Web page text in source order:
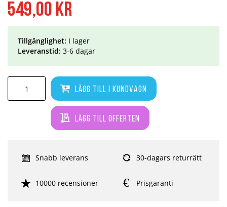
549,00 kr
Lägg till i kundvagn
Lägg till offerten
Tillgänglighet: I lager
Leveranstid: 3-6 dagar
Snabb leverans 30-dagars returrätt
10000 recensioner Prisgaranti